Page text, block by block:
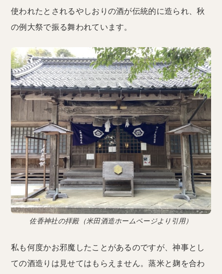
使われたとされるやしおりの酒が伝統的に造られ、秋
の例大祭で振る舞われています。
佐香神社の拝殿（米田酒造ホームページより引用）
私も何度かお邪魔したことがあるのですが、神事とし
ての酒造りは見せてはもらえません。蒸米と麹を合わ